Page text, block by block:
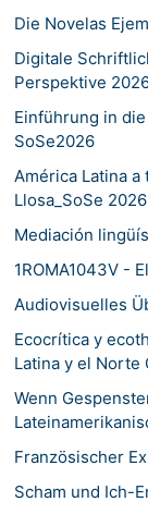
Die Novelas
Digitale
Perspektive
Einführung in
SoSe2026
América Latina a
Llosa_SoSe 2026
Mediación
1ROMA1043V -
Audiovisuelles
Ecocrítica y
Latina y el Norte
Wenn
Französischer
Scham und Ich-